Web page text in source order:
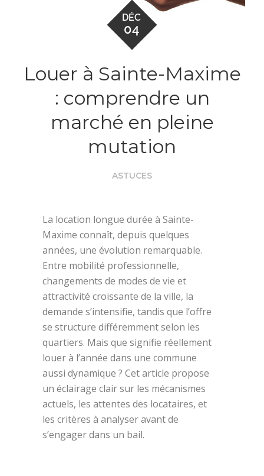
DÉC
04
Louer à Sainte-Maxime
: comprendre un
marché en pleine
mutation
ASTUCES
La location longue durée à Sainte-
Maxime connaît, depuis quelques
années, une évolution remarquable.
Entre mobilité professionnelle,
changements de modes de vie et
attractivité croissante de la ville, la
demande s’intensifie, tandis que l’offre
se structure différemment selon les
quartiers. Mais que signifie réellement
louer à l’année dans une commune
aussi dynamique ? Cet article propose
un éclairage clair sur les mécanismes
actuels, les attentes des locataires, et
les critères à analyser avant de
s’engager dans un bail.